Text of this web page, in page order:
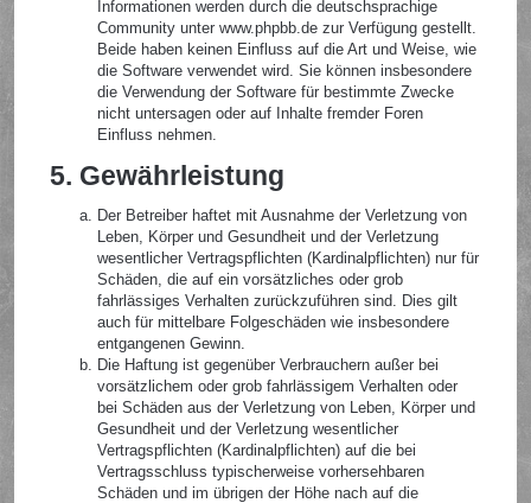
Informationen werden durch die deutschsprachige
Community unter www.phpbb.de zur Verfügung gestellt.
Beide haben keinen Einfluss auf die Art und Weise, wie
die Software verwendet wird. Sie können insbesondere
die Verwendung der Software für bestimmte Zwecke
nicht untersagen oder auf Inhalte fremder Foren
Einfluss nehmen.
5. Gewährleistung
Der Betreiber haftet mit Ausnahme der Verletzung von
Leben, Körper und Gesundheit und der Verletzung
wesentlicher Vertragspflichten (Kardinalpflichten) nur für
Schäden, die auf ein vorsätzliches oder grob
fahrlässiges Verhalten zurückzuführen sind. Dies gilt
auch für mittelbare Folgeschäden wie insbesondere
entgangenen Gewinn.
Die Haftung ist gegenüber Verbrauchern außer bei
vorsätzlichem oder grob fahrlässigem Verhalten oder
bei Schäden aus der Verletzung von Leben, Körper und
Gesundheit und der Verletzung wesentlicher
Vertragspflichten (Kardinalpflichten) auf die bei
Vertragsschluss typischerweise vorhersehbaren
Schäden und im übrigen der Höhe nach auf die